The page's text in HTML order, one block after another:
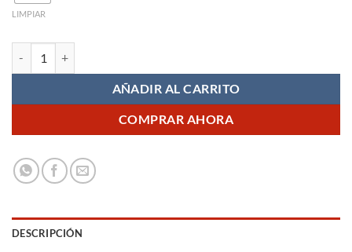
LIMPIAR
AÑADIR AL CARRITO
COMPRAR AHORA
DESCRIPCIÓN